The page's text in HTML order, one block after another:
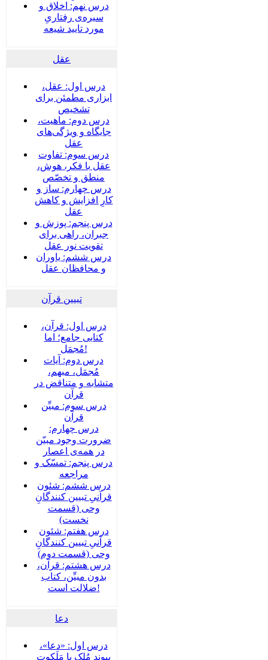
درس نهم: اخلاق و
سیره‌ی رفتاریِ
مورد تایید شیعه
عقل
درس اول: عقل،
ابزاری مطمئن برای
تشخیص
درس دوم: ماهیت،
جایگاه و ویژگی‌های
عقل
درس سوم: تفاوت
عقل با فکر، هوش،
منطق و تخصّص
درس چهارم: ساز و
کارِ افزایش و کاهش
عقل
درس پنجم: پوزش و
جبران، راهی برای
تقویت نور عقل
درس ششم: یاوران
و محافظان عقل
تبیین قرآن
درس اول: قرآن،
کتابی جامع؛ اما
مُجمَل!
درس دوم: آیات
مُجمَل، مبهم،
متشابه و متناقض در
قرآن
درس سوم: مبیِّن
قرآن
درس چهارم:
ضرورت وجود مبیّن
در همه‌ی اعصار
درس پنجم: تمسّک و
مراجعه
درس ششم: شئون
قرآنیِ تبیین کنندگانِ
وحی (قسمت
نخست)
درس هفتم: شئون
قرآنیِ تبیین کنندگانِ
وحی (قسمت دوم)
درس هشتم: قرآن،
بدون مبیِّن، کتاب
ضلالت است!
دعا
درس اول: «دعا»،
پیوند مُلک با مَلَکوت